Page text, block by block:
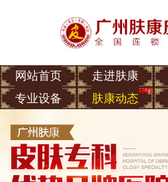
网站首页 走进肤康
专业设备
肤康动态